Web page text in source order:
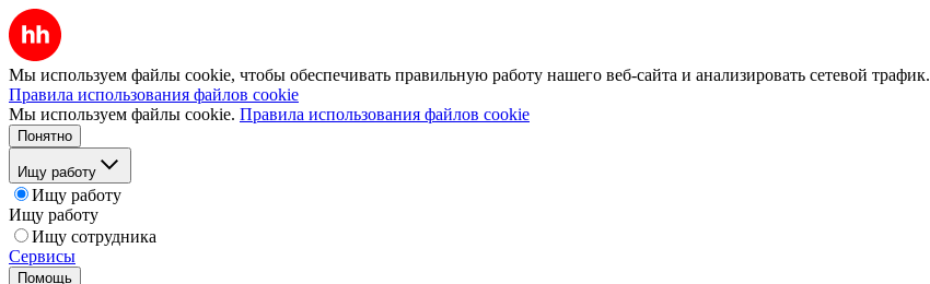
Мы используем файлы cookie, чтобы обеспечивать правильную работу нашего веб-сайта и анализировать сетевой трафик.
Правила использования файлов cookie
Мы используем файлы cookie. Правила использования файлов cookie
Понятно
Ищу работу
Ищу работу
Ищу работу
Ищу сотрудника
Сервисы
Помощь